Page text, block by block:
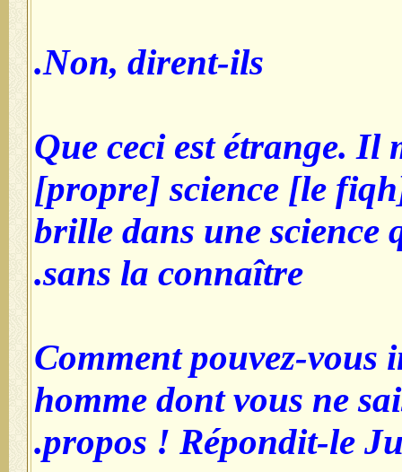
Non, dirent-ils.
Que ceci est étrange. Il
[propre] science [le
brille dans une science
sans la connaître.
Comment pouvez-vous
homme dont vous ne
propos ! Répondit-le